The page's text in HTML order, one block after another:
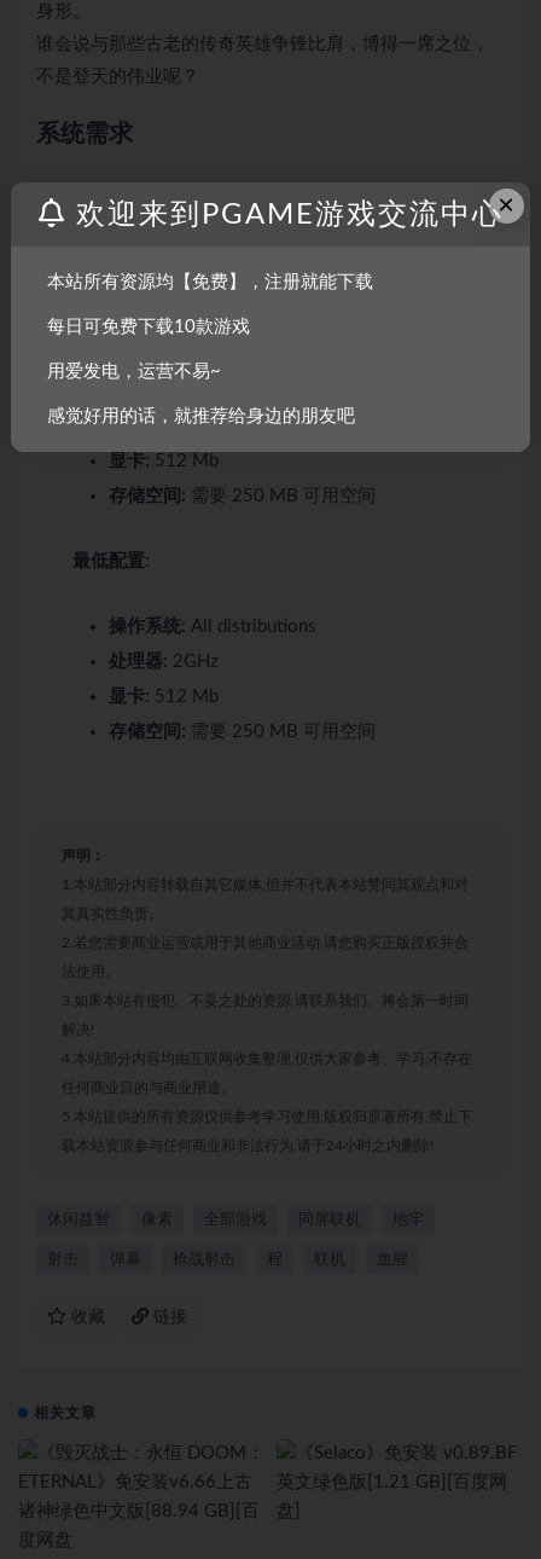
身形。
谁会说与那些古老的传奇英雄争锋比肩，博得一席之位，
不是登天的伟业呢？
系统需求
Windows
SteamOS + Linux
最低配置:
内存:512 MB RAM
显卡: 512 Mb
存储空间: 需要 250 MB 可用空间
最低配置:
操作系统: All distributions
处理器: 2GHz
显卡: 512 Mb
存储空间: 需要 250 MB 可用空间
声明：
1.本站部分内容转载自其它媒体,但并不代表本站赞同其观点和对
其真实性负责。
2.若您需要商业运营或用于其他商业活动,请您购买正版授权并合
法使用。
3.如果本站有侵犯、不妥之处的资源,请联系我们。将会第一时间
解决!
4.本站部分内容均由互联网收集整理,仅供大家参考、学习,不存在
任何商业目的与商业用途。
5.本站提供的所有资源仅供参考学习使用,版权归原著所有,禁止下
载本站资源参与任何商业和非法行为,请于24小时之内删除!
休闲益智 像素 全部游戏 同屏联机 地牢
射击 弹幕 枪战射击 程 联机 血腥
收藏 链接
相关文章
×
欢迎来到PGAME游戏交流中心
本站所有资源均【免费】，注册就能下载
每日可免费下载10款游戏
用爱发电，运营不易~
感觉好用的话，就推荐给身边的朋友吧